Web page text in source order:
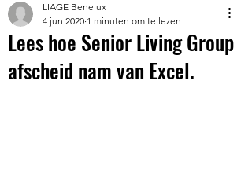
Lees hoe Senior Living Group
afscheid nam van Excel.
LIAGE Benelux
4 jun 2020 1 minuten om te lezen